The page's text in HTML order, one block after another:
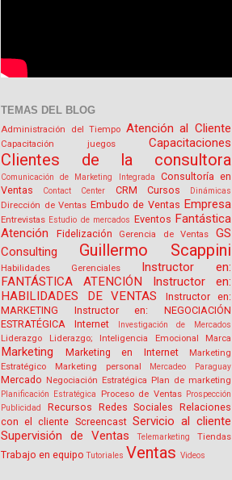
TEMAS DEL BLOG
Administración del Tiempo Atención al Cliente
Capacitación juegos Capacitaciones
Clientes de la consultora
Comunicación de Marketing Integrada
Consultoría en
Ventas
Contact Center CRM Cursos Dinámicas
Dirección de Ventas Embudo de Ventas Empresa
Entrevistas Estudio de mercados Eventos Fantástica
Atención
Fidelización Gerencia de Ventas
GS
Consulting
Guillermo Scappini
Habilidades Gerenciales
Instructor en:
FANTÁSTICA ATENCIÓN
Instructor en:
HABILIDADES DE VENTAS
Instructor en:
MARKETING
Instructor en: NEGOCIACIÓN
ESTRATÉGICA
Internet Investigación de Mercados
Liderazgo Liderazgo; Inteligencia Emocional Marca
Marketing Marketing en Internet
Marketing
Estratégico
Marketing personal Mercadeo Paraguay
Mercado Negociación Estratégica Plan de marketing
Planificación Estratégica Proceso de Ventas
Prospección
Publicidad
Recursos Redes Sociales Relaciones
con el cliente Screencast Servicio al cliente
Supervisión de Ventas
Telemarketing Tiendas
Trabajo en equipo Tutoriales Ventas Videos